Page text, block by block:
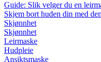
Guide: Slik velger du en
Skjem bort huden din med
Skjønnhet
Skjønnhet
Leirmaske
Hudpleie
Ansiktsmaske